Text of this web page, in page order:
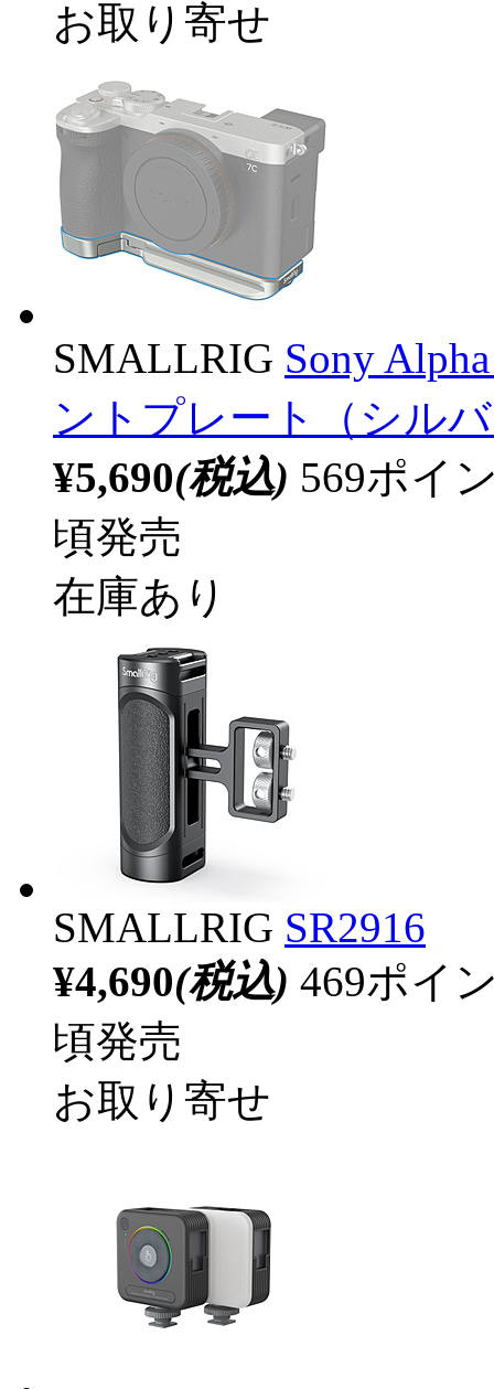
お取り寄せ
SMALLRIG Sony
ントプレート（シル
¥5,690(税込) 569ポイ
頃発売
在庫あり
SMALLRIG SR2916
¥4,690(税込) 469ポイ
頃発売
お取り寄せ